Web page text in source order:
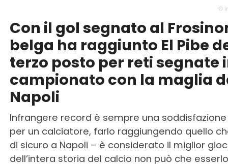
©
Con il gol segnato al
belga ha raggiunto El Pibe
terzo posto per reti segnate
campionato con la maglia
Napoli
Infrangere record è sempre una
per un calciatore, farlo raggiungendo quello
di sicuro a Napoli – è considerato il miglior
dell’intera storia del calcio non può che